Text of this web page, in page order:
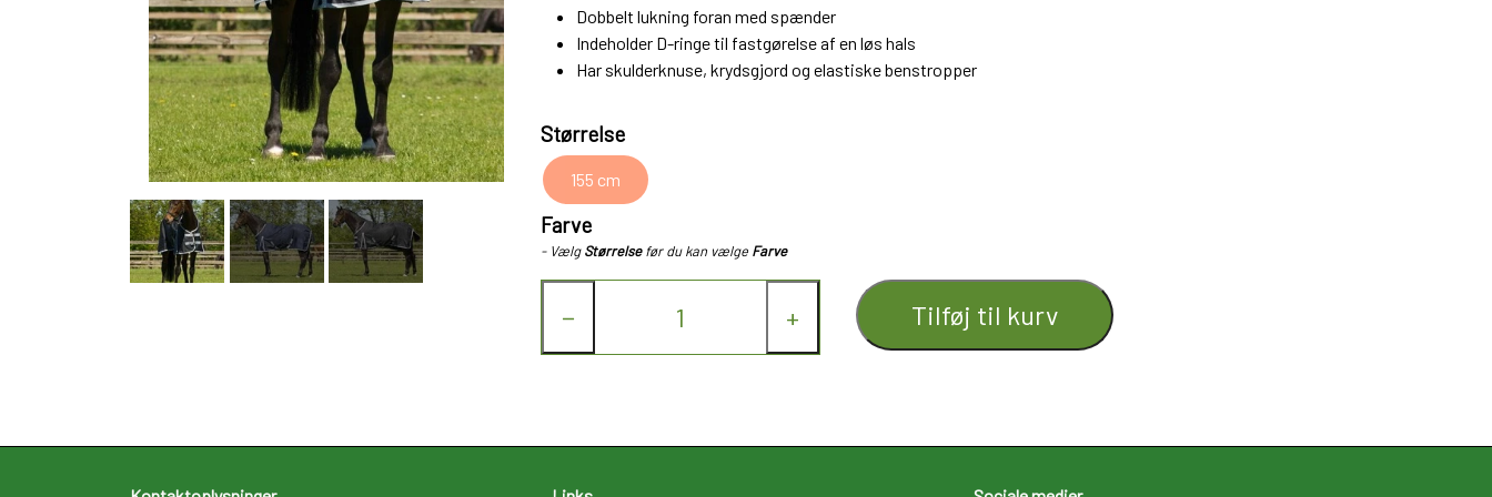
Dobbelt lukning foran med spænder
Indeholder D-ringe til fastgørelse af en løs hals
Har skulderknuse, krydsgjord og elastiske benstropper
Størrelse
155 cm
Farve
- VælgStørrelsefør du kan vælge Farve
− + Tilføj til kurv